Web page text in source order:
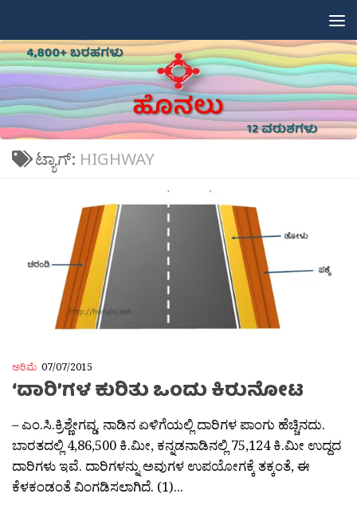
ಟ್ಯಾಗ್: HIGHWAY
ಅರಿಮೆ 07/07/2015
‘ದಾರಿ’ಗಳ ಕುರಿತು ಒಂದು ಕಿರುನೋಟ
– ಎಂ.ಸಿ.ಕ್ರಿಶ್ಣೇಗವ್ಡ. ನಾಡಿನ ಏಳಿಗೆಯಲ್ಲಿ ದಾರಿಗಳ ಪಾಂಗು ಹೆಚ್ಚಿನದು.
ಬಾರತದಲ್ಲಿ 4,86,500 ಕಿ.ಮೀ, ಕನ್ನಡನಾಡಿನಲ್ಲಿ 75,124 ಕಿ.ಮೀ ಉದ್ದದ
ದಾರಿಗಳು ಇವೆ. ದಾರಿಗಳನ್ನು ಅವುಗಳ ಉಪಯೋಗಕ್ಕೆ ತಕ್ಕಂತೆ, ಈ
ಕೆಳಕಂಡಂತೆ ವಿಂಗಡಿಸಲಾಗಿದೆ. (1)...